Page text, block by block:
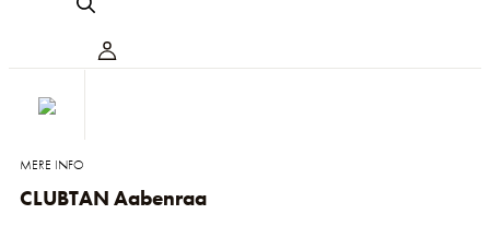
MERE INFO
CLUBTAN Aabenraa